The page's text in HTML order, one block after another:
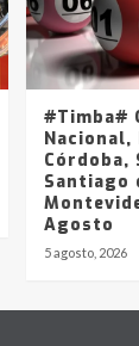
#Timba#
Nacional,
Córdoba,
Santiago
Agosto
5 agosto, 2026